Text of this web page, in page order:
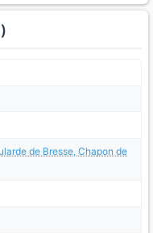
de Bresse, Chapon de